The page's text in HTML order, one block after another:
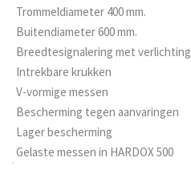
Trommeldiameter 400 mm.
Buitendiameter 600 mm.
Breedtesignalering met verlichting
Intrekbare krukken
V-vormige messen
Bescherming tegen aanvaringen
Lager bescherming
Gelaste messen in HARDOX 500